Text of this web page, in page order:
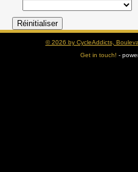
© 2026 by CycleAddicts,
Get in touch! -